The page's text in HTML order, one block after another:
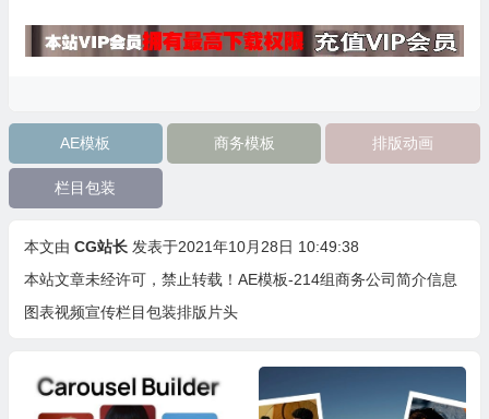
AE模板 商务模板 排版动画
栏目包装
本文由 CG站长 发表于2021年10月28日 10:49:38
本站文章未经许可，禁止转载！ AE模板-214组商务公司简介信息
图表视频宣传栏目包装排版片头